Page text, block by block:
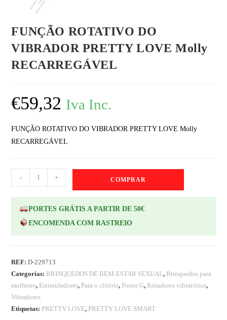
FUNÇÃO ROTATIVO DO
VIBRADOR PRETTY LOVE Molly
RECARREGÁVEL
€59,32 Iva Inc.
FUNÇÃO ROTATIVO DO VIBRADOR PRETTY LOVE Molly
RECARREGÁVEL
- + COMPRAR
PORTES GRÁTIS A PARTIR DE 50€
ENCOMENDA COM RASTREIO
REF:D-229713
Categorias: BRINQUEDOS DE BEM-ESTAR SEXUAL, Brinquedos para
mulheres, Estimuladores, Para o clitóris, Ponto G, Rotadores vibratórios,
Vibradores
Etiquetas: PRETTY LOVE, PRETTY LOVE SMART